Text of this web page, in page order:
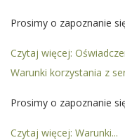
Prosimy o zapoznanie
Czytaj więcej:
Warunki korzystania z
Prosimy o zapoznanie
Czytaj więcej: Warunki...